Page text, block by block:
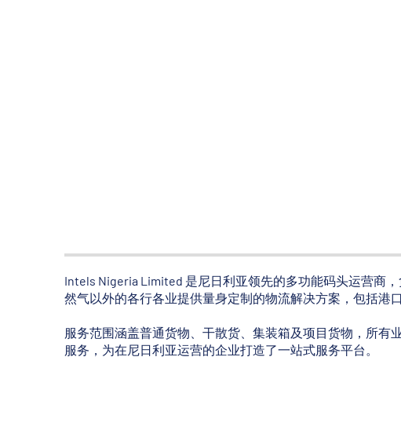
Intels Nigeria Limited 是尼日利亚领先的多功能码头运营商
然气以外的各行各业提供量身定制的物流解决方案，包括港
服务范围涵盖普通货物、干散货、集装箱及项目货物，所
服务，为在尼日利亚运营的企业打造了一站式服务平台。